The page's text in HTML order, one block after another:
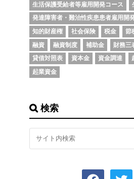
生活保護受給者等雇用開発コース
発達障害者・難治性疾患患者雇用開
知的財産権
社会保険 税金 節
融資
融資制度 補助金 財務三
貸借対照表
資本金 資金調達
起業資金
検索
facebook twitter